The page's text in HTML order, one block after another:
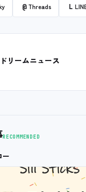
@ Threads L
ドリームニュース
RECOMMENDED
ー